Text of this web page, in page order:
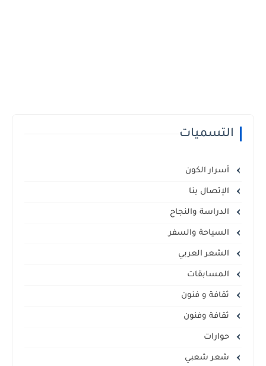
التسميات
أسرار الكون
الإتصال بنا
الدراسة والنجاح
السياحة والسفر
الشعر العربي
المسابقات
ثقافة و فنون
ثقافة وفنون
حوارات
شعر شعبي